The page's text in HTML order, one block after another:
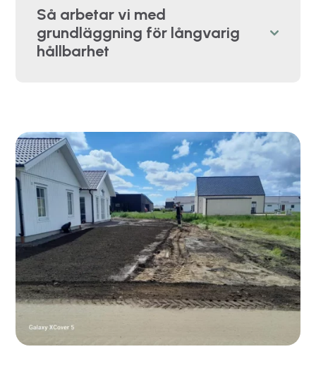
Så arbetar vi med
grundläggning för långvarig
hållbarhet